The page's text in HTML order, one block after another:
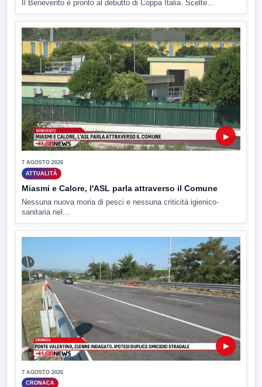
Il Benevento è pronto al debutto di Coppa Italia. Scelte...
▶
7 AGOSTO 2026
ATTUALITÀ
Miasmi e Calore, l'ASL parla attraverso il Comune
Nessuna nuova moria di pesci e nessuna criticità igienico-
sanitaria nel...
▶
7 AGOSTO 2026
CRONACA